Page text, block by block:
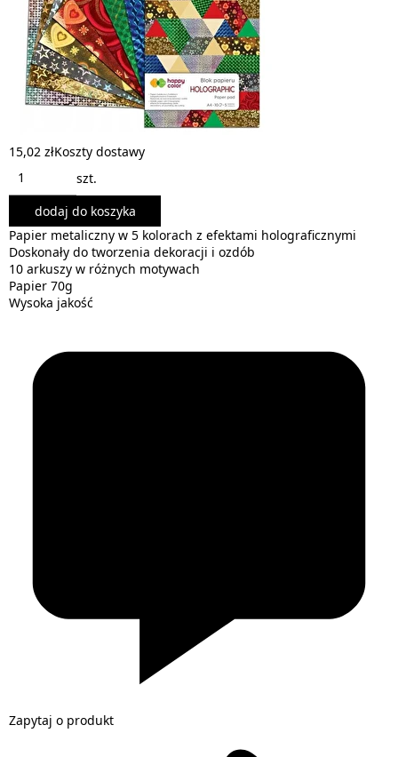
15,02 złKoszty dostawy
szt.
dodaj do koszyka
Papier metaliczny w 5 kolorach z efektami holograficznymi
Doskonały do tworzenia dekoracji i ozdób
10 arkuszy w różnych motywach
Papier 70g
Wysoka jakość
Zapytaj o produkt